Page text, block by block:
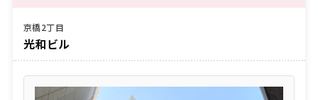
京橋2丁目
光和ビル